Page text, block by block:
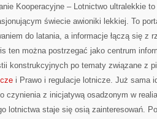
Kooperacyjne – Lotnictwo ultralekkie
świecie awioniki lekkiej. To
do latania, a informacje łączą się z
ten można postrzegać jako centrum
konstrukcyjnych po tematy związane z
i Prawo i regulacje lotnicze. Już sama
czynienia z inicjatywą osadzonym w
lotnictwa staje się osią zainteresowań.